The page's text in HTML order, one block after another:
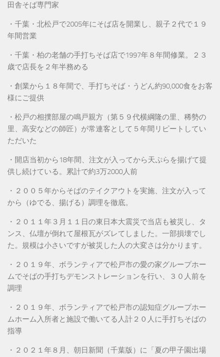
田舎そば専門家
・千葉・北松戸で2005年にそば店を開業し、親子２代で１９
年間営業
・千葉・柏の老舗の手打ちそば店で1997年８年間修業。２３
歳で店長を２年半務める
・創業から１８年間で、手打ちそば・うどん約90,000食をお客
様にご提供
・松戸の相撲部屋の鳴戸親方（第５９代横綱隆の里、稀勢の
里、高安などの師匠）が常連客として５年間リピートしてい
ただいた
・開店当初から18年間、注文が入ってから天ぷらを揚げて提
供し続けている。累計で約3万2000人前
・２００５年からそばのテイクアウトを実施、注文が入って
から（ゆでる、揚げる）調理を徹底。
・２０１１年３月１１日の東日本大震災で当店も被災し、タ
ンス、仏壇が倒れて屋根瓦がズレてしました。一部損壊でし
た。規模は小さいですが被災した人の大変さは分かります。
・２０１９年、ボランティアで松戸市の愛の家グループホー
ムでそばの手打ちデモンストレーションを行い、３０人前を
調理
・２０１９年、ボランティアで松戸市の認知症グループホー
ムホーム入所者と施設で働いてる人計２０人に手打ちそばの
指導
・２０２１年８月、朝日新聞（千葉版）に「夏の甲子園出場